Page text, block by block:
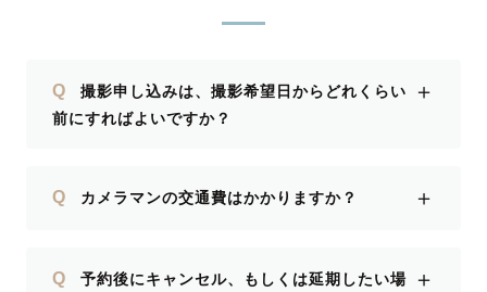
Q
撮影申し込みは、撮影希望日からどれくらい
前にすればよいですか？
＋
Q カメラマンの交通費はかかりますか？ ＋
Q
予約後にキャンセル、もしくは延期したい場
＋